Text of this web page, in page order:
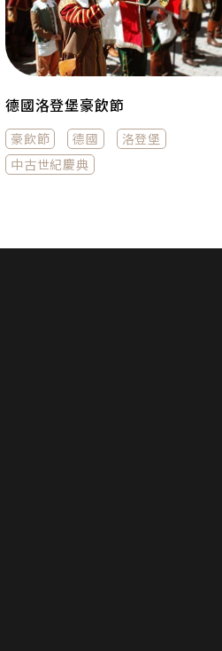
德國洛登堡豪飲節
豪飲節 德國
洛登堡
中古世紀慶典